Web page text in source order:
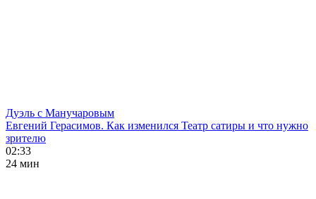
Дуэль с Манучаровым
Евгений Герасимов. Как изменился Театр сатиры и что нужно
зрителю
02:33
24 мин